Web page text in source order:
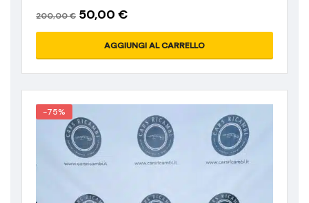
200,00€ 50,00 €
AGGIUNGI AL CARRELLO
-75%